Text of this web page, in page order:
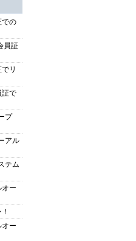
での
員証
リ
証で
プ
アル
テム
ー
ー